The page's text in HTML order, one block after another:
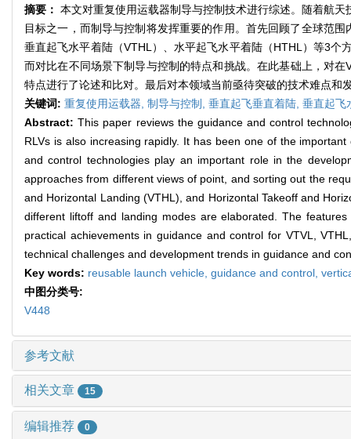
摘要： 本文对重复使用运载器制导与控制技术进行综述。随着航
目标之一，而制导与控制将发挥重要的作用。首先回顾了全球范
垂直起飞水平着陆（VTHL）、水平起飞水平着陆（HTHL）等3
而对比在不同场景下制导与控制的特点和挑战。在此基础上，对
特点进行了论述和比对。最后对本领域当前亟待突破的技术难点
关键词: 重复使用运载器, 制导与控制, 垂直起飞垂直着陆, 垂直起飞
Abstract:This paper reviews the guidance and control
RLVs is also increasing rapidly. It has been one of the
and control technologies play an important role in the
approaches from different views of point, and sorting out the
and Horizontal Landing (VTHL), and Horizontal Takeoff and
different liftoff and landing modes are elaborated. The
practical achievements in guidance and control for VTVL,
technical challenges and development trends in guidance and
Key words: reusable launch vehicle, guidance and control,
中图分类号:
V448
参考文献
相关文章 15
编辑推荐 0